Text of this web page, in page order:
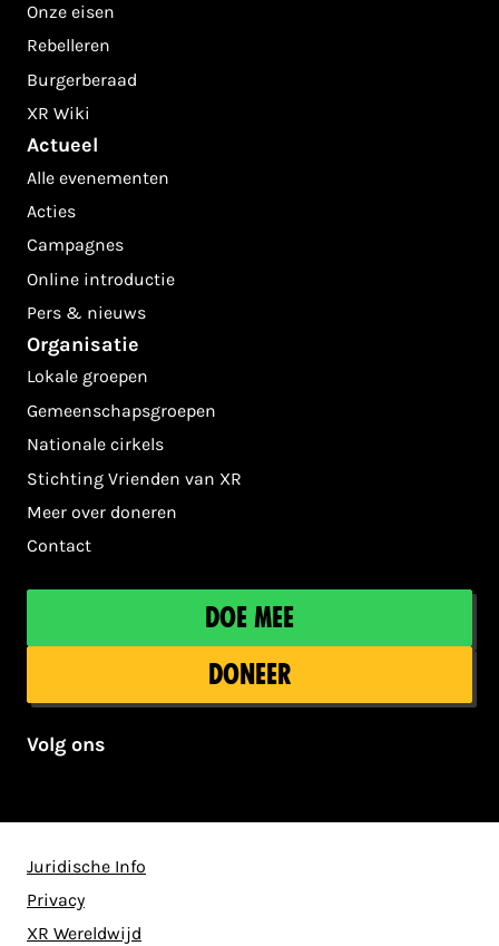
Onze eisen
Rebelleren
Burgerberaad
XR Wiki
Actueel
Alle evenementen
Acties
Campagnes
Online introductie
Pers & nieuws
Organisatie
Lokale groepen
Gemeenschapsgroepen
Nationale cirkels
Stichting Vrienden van XR
Meer over doneren
Contact
Doe mee
Doneer
Volg ons
Juridische Info
Privacy
XR Wereldwijd